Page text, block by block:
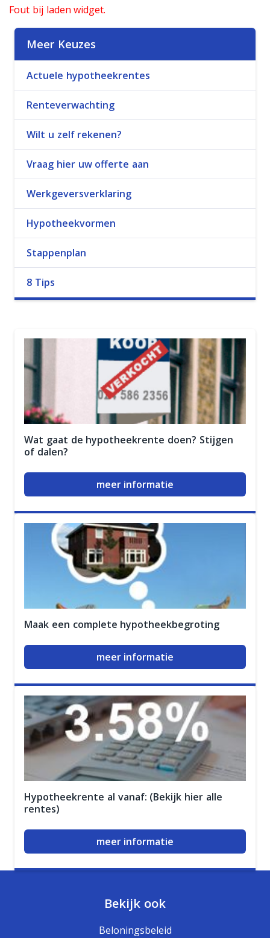
Fout bij laden widget.
Meer Keuzes
Actuele hypotheekrentes
Renteverwachting
Wilt u zelf rekenen?
Vraag hier uw offerte aan
Werkgeversverklaring
Hypotheekvormen
Stappenplan
8 Tips
Wat gaat de hypotheekrente doen? Stijgen
of dalen?
meer informatie
Maak een complete hypotheekbegroting
meer informatie
Hypotheekrente al vanaf: (Bekijk hier alle
rentes)
meer informatie
Bekijk ook
Beloningsbeleid